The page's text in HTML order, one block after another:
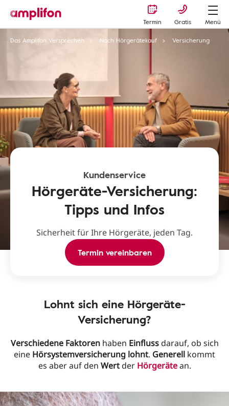
Termin Gratis
Menü
Das Amplifon Versprechen
Nach Hörgerätekauf Versicherung
Kundenservice
Hörgeräte-Versicherung:
Tipps und Infos
Sicherheit für Ihre Hörgeräte, jeden Tag.
Termin vereinbaren
Lohnt sich eine Hörgeräte-
Versicherung?
Verschiedene Faktorenhaben Einflussdarauf, ob sich
eine Hörsystemversicherung lohnt. Generell kommt
es aber auf den Wertder Hörgerätean.